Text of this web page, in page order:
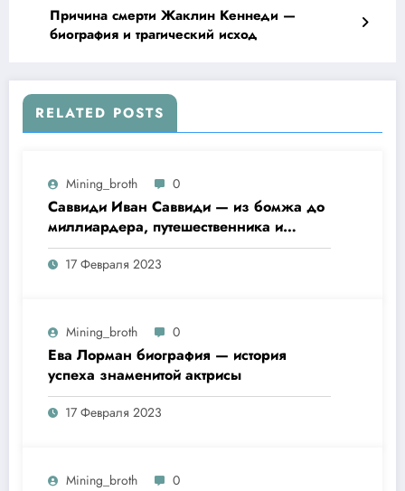
Причина смерти Жаклин Кеннеди —
биография и трагический исход
RELATED POSTS
Mining_broth 0
Саввиди Иван Саввиди — из бомжа до
миллиардера, путешественника и
футбольного президента —
удивительная биография
17 Февраля 2023
Mining_broth 0
Ева Лорман биография — история
успеха знаменитой актрисы
17 Февраля 2023
Mining_broth 0